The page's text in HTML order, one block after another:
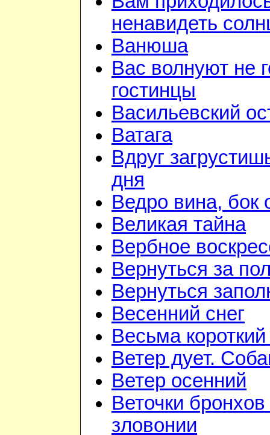
ненавидеть
Ванюша
Вас волнуют не
гостинцы
Васильевский
Ватага
Вдруг
дня
Ведро вина, бок
Великая тайна
Вербное
Вернуться за
Вернуться
Весенний снег
Весьма
Ветер дует.
Ветер осенний
Веточки
зловонии